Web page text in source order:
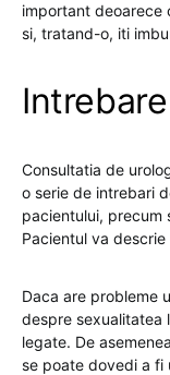
important deoarece
si, tratand-o, iti
Consultatia de
o serie de intrebari
pacientului, precum
Pacientul va
Daca are probleme
despre sexualitatea
legate. De
se poate dovedi a fi